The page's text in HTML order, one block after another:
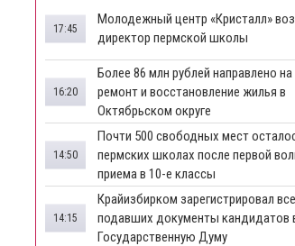
Молодежный центр «Кристалл»
директор пермской школы
17:45
Более 86 млн рублей направлено на
ремонт и восстановление жилья в
Октябрьском округе
16:20
Почти 500 свободных мест
пермских школах после первой
приема в 10-е классы
14:50
Крайизбирком зарегистрировал
подавших документы кандидатов
Государственную Думу
14:15